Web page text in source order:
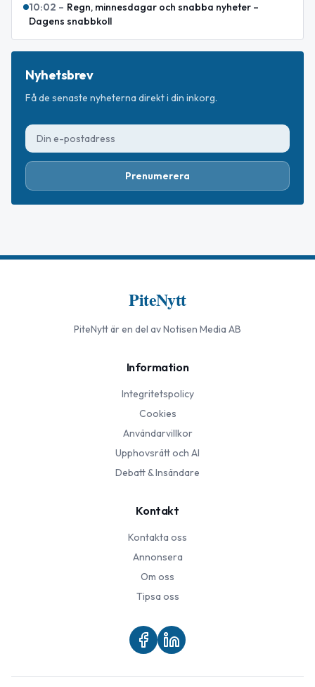
10:02 – Regn, minnesdagar och snabba nyheter –
Dagens snabbkoll
Nyhetsbrev
Få de senaste nyheterna direkt i din inkorg.
Prenumerera
PiteNytt
PiteNyttär en del av Notisen Media AB
Information
Integritetspolicy
Cookies
Användarvillkor
Upphovsrätt och AI
Debatt & Insändare
Kontakt
Kontakta oss
Annonsera
Om oss
Tipsa oss